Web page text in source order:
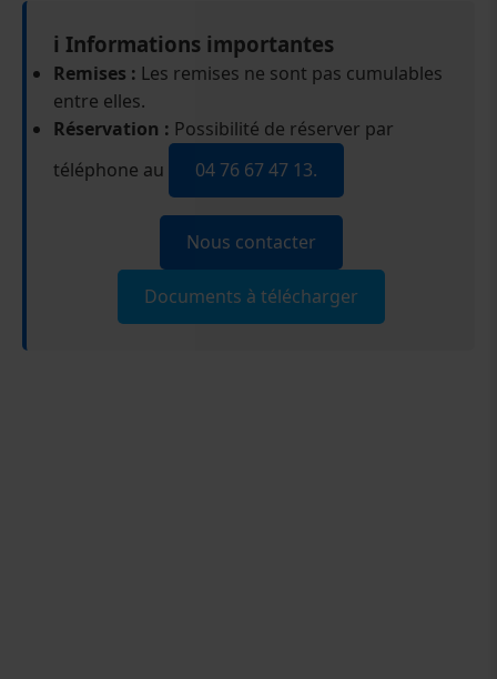
ℹ️ Informations importantes
Remises : Les remises ne sont pas cumulables
entre elles.
Réservation : Possibilité de réserver par
téléphone au
04 76 67 47 13.
Nous contacter
Documents à télécharger